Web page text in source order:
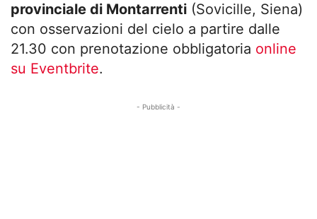
provinciale di Montarrenti (Sovicille, Siena)
con osservazioni del cielo a partire dalle
21.30 con prenotazione obbligatoria online
su Eventbrite.
- Pubblicità -